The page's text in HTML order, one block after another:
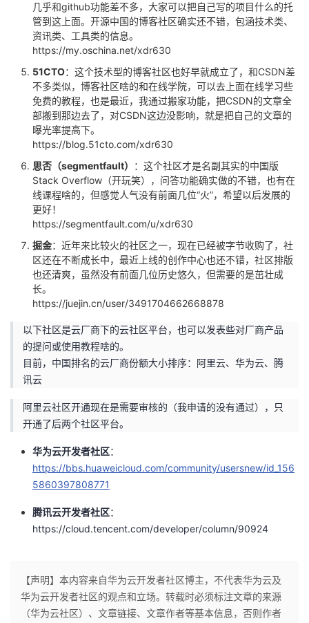
注
者
我
的
课
程
我
的
认
我
的
验
我
收
藏
Programs
支
我
的
技
术
支
我
的
云
声
议
几乎和github功能差不多，大家可以把自己写的项目什么的托
管到这上面。开源中国的博客社区确实还不错，包涵技术类、
资讯类、工具类的信息。
https://my.oschina.net/xdr630
51CTO：这个技术型的博客社区也好早就成立了，和CSDN差
不多类似，博客社区啥的和在线学院，可以去上面在线学习些
免费的教程，也是最近，我通过搬家功能，把CSDN的文章全
部搬到那边去了，对CSDN这边没影响，就是把自己的文章的
曝光率提高下。
https://blog.51cto.com/xdr630
思否（segmentfault）
：这个社区才是名副其实的中国版
Stack Overflow（开玩笑），问答功能确实做的不错，也有在
线课程啥的，但感觉人气没有前面几位“火”，希望以后发展的
更好！
https://segmentfault.com/u/xdr630
掘金：近年来比较火的社区之一，现在已经被字节收购了，社
区还在不断成长中，最近上线的创作中心也还不错，社区排版
也还清爽，虽然没有前面几位历史悠久，但需要的是茁壮成
长。
https://juejin.cn/user/3491704662668878
以下社区是云厂商下的云社区平台，也可以发表些对厂商产品
的提问或使用教程啥的。
目前，中国排名的云厂商份额大小排序：阿里云、华为云、腾
讯云
阿里云社区开通现在是需要审核的（我申请的没有通过），只
开通了后两个社区平台。
华为云开发者社区：
https://bbs.huaweicloud.com/community/usersnew/id_156
5860397808771
腾讯云开发者社区：
https://cloud.tencent.com/developer/column/90924
【声明】本内容来自华为云开发者社区博主，不代表华为云及
华为云开发者社区的观点和立场。转载时必须标注文章的来源
（华为云社区）、文章链接、文章作者等基本信息，否则作者